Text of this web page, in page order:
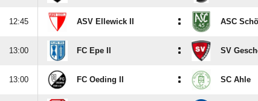
 ASV Ellewick II : ASC
 FC Epe II : SV
 FC Oeding II : SC Ahle